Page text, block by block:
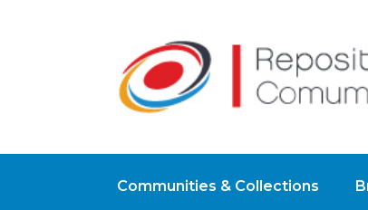
Communities & Collections